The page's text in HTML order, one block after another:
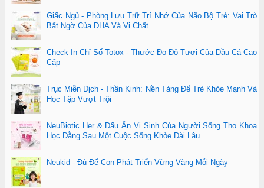
Giấc Ngủ - Phòng Lưu Trữ Trí Nhớ Của Não Bộ Trẻ: Vai Trò
Bất Ngờ Của DHA Và Vi Chất
Check In Chỉ Số Totox - Thước Đo Độ Tươi Của Dầu Cá Cao
Cấp
Trục Miễn Dịch - Thần Kinh: Nền Tảng Để Trẻ Khỏe Mạnh Và
Học Tập Vượt Trội
NeuBiotic Her & Dấu Ấn Vi Sinh Của Người Sống Thọ Khoa
Học Đằng Sau Một Cuộc Sống Khỏe Dài Lâu
Neukid - Đủ Để Con Phát Triển Vững Vàng Mỗi Ngày